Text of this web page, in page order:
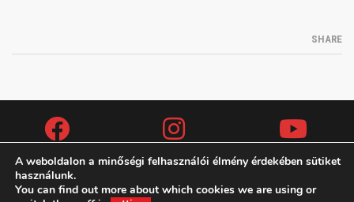
SHARE
Copyright (c) 2019 MAFC
A weboldalon a minőségi felhasználói élmény érdekében sütiket
használunk.
You can find out more about which cookies we are using or